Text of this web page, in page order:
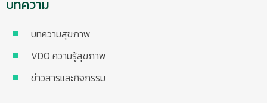
บทความ
บทความสุขภาพ
VDO ความรู้สุขภาพ
ข่าวสารและกิจกรรม